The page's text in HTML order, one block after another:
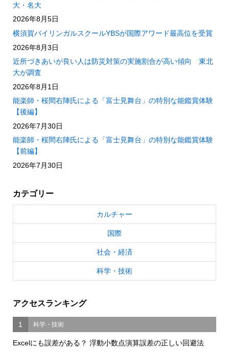
大・名大
2026年8月5日
横須賀バイリンガルスクールYBSが国際アワード最高位を受賞
2026年8月3日
近所づきあいが良い人は防災対策の実施割合が高い傾向 東北
大が調査
2026年8月1日
能楽師・桜間右陣氏による「富士見舞台」の特別な能鑑賞体験
【後編】
2026年7月30日
能楽師・桜間右陣氏による「富士見舞台」の特別な能鑑賞体験
【前編】
2026年7月30日
カテゴリー
カルチャー
国際
社会・経済
科学・技術
アクセスランキング
1 科学・技術
Excelにも誤差がある？ 浮動小数点演算誤差の正しい回避法